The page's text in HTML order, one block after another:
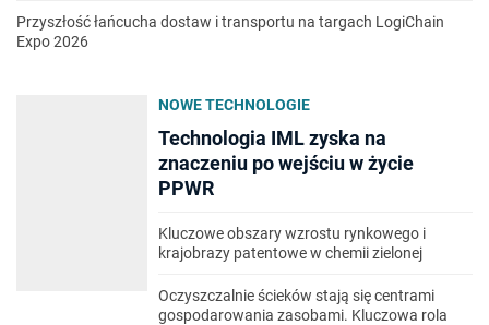
Przyszłość łańcucha dostaw i transportu na targach LogiChain
Expo 2026
NOWE TECHNOLOGIE
Technologia IML zyska na
znaczeniu po wejściu w życie
PPWR
Kluczowe obszary wzrostu rynkowego i
krajobrazy patentowe w chemii zielonej
Oczyszczalnie ścieków stają się centrami
gospodarowania zasobami. Kluczowa rola